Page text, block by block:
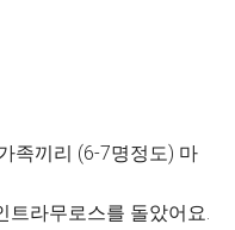
족끼리 (6-7명정도) 마
트라무로스를 돌았어요.